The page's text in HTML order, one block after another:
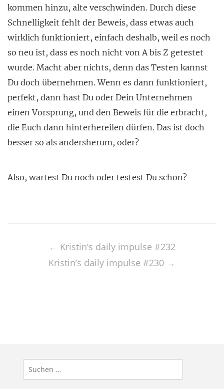
kommen hinzu, alte verschwinden. Durch diese
Schnelligkeit fehlt der Beweis, dass etwas auch
wirklich funktioniert, einfach deshalb, weil es noch
so neu ist, dass es noch nicht von A bis Z getestet
wurde. Macht aber nichts, denn das Testen kannst
Du doch übernehmen. Wenn es dann funktioniert,
perfekt, dann hast Du oder Dein Unternehmen
einen Vorsprung, und den Beweis für die erbracht,
die Euch dann hinterhereilen dürfen. Das ist doch
besser so als andersherum, oder?
Also, wartest Du noch oder testest Du schon?
navigation
← Kristin’s daily impulse #232
Kristin’s daily impulse #230 →
Suchen
nach: